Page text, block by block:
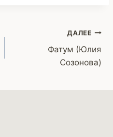
ДАЛЕЕ
Фатум (Юлия
Созонова)